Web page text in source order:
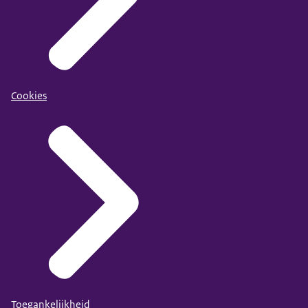
Cookies
Toegankelijkheid